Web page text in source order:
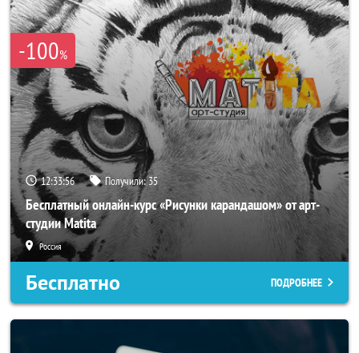
-100%
12:33:54 Получили:35
Бесплатный онлайн-курс «Рисунки карандашом» от арт-
студии Matita
Россия
Бесплатно ПОДРОБНЕЕ